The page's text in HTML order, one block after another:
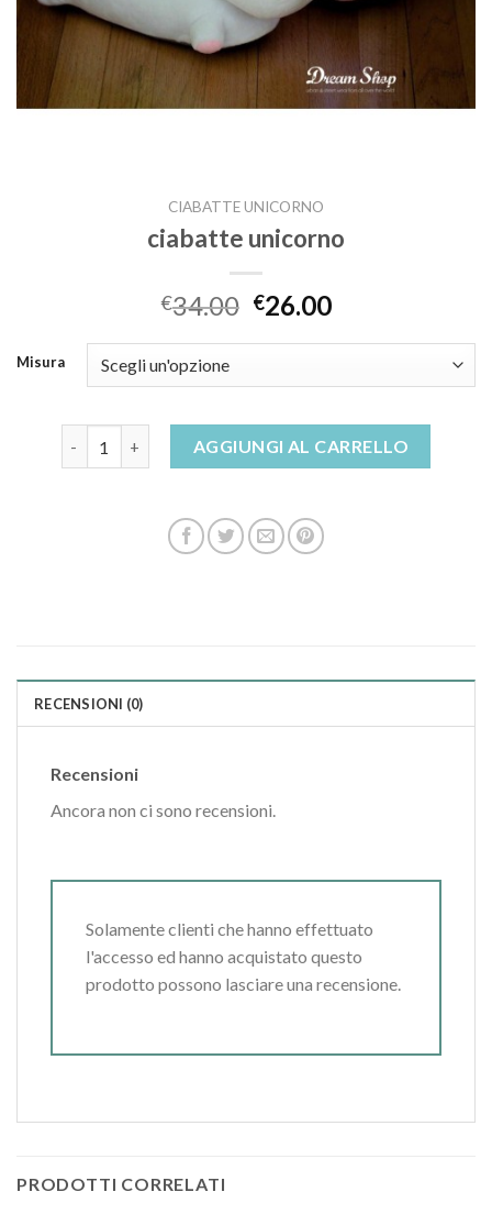
CIABATTE UNICORNO
ciabatte unicorno
€34.00 €26.00
Misura
AGGIUNGI AL CARRELLO
RECENSIONI (0)
Recensioni
Ancora non ci sono recensioni.
Solamente clienti che hanno effettuato
l'accesso ed hanno acquistato questo
prodotto possono lasciare una recensione.
PRODOTTI CORRELATI